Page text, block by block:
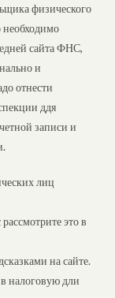
физического
сайта ФНС,
и
отнести
ддя
записи и
лиц
это в
на сайте.
налоговую дли